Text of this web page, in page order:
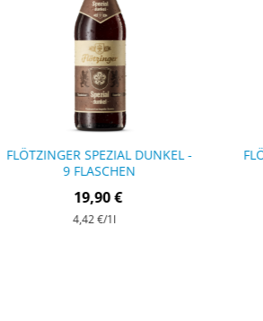
FLÖTZINGER SPEZIAL DUNKEL -
9 FLASCHEN
19,90 €
4,42 €/1l